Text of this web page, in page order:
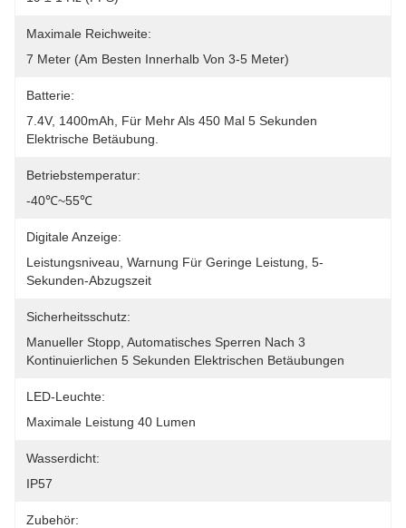
Maximale Reichweite:
7 Meter (am Besten Innerhalb Von 3-5 Meter)
Batterie:
7.4V, 1400mAh, Für Mehr Als 450 Mal 5 Sekunden
Elektrische Betäubung.
Betriebstemperatur:
-40℃~55℃
Digitale Anzeige:
Leistungsniveau, Warnung Für Geringe Leistung, 5-
Sekunden-Abzugszeit
Sicherheitsschutz:
Manueller Stopp, Automatisches Sperren Nach 3
Kontinuierlichen 5 Sekunden Elektrischen Betäubungen
LED-Leuchte:
Maximale Leistung 40 Lumen
Wasserdicht:
IP57
Zubehör: